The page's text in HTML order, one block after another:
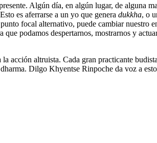
Algún día, en algún lugar, de alguna
es aferrarse a un yo que genera dukkha, o
focal alternativo, puede cambiar nuestro
que podamos despertarnos, mostrarnos y
acción altruista. Cada gran practicante
Dilgo Khyentse Rinpoche da voz a